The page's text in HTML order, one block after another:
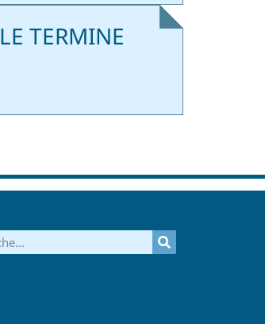
TERMINE